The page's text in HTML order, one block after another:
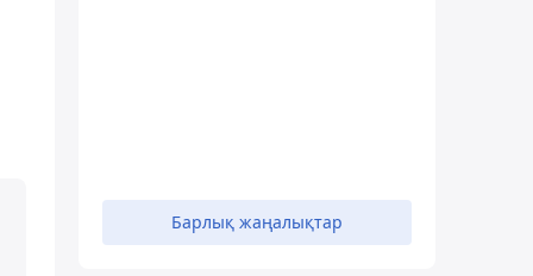
Барлық жаңалықтар